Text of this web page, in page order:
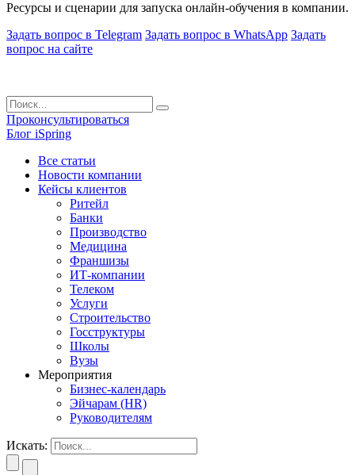
Ресурсы и сценарии для запуска онлайн-обучения в компании.
Задать вопрос в Telegram Задать вопрос в WhatsApp Задать
вопрос на сайте
Проконсультироваться
Блог iSpring
Все статьи
Новости компании
Кейсы клиентов
Ритейл
Банки
Производство
Медицина
Франшизы
ИТ-компании
Телеком
Услуги
Строительство
Госструктуры
Школы
Вузы
Мероприятия
Бизнес-календарь
Эйчарам (HR)
Руководителям
Искать: